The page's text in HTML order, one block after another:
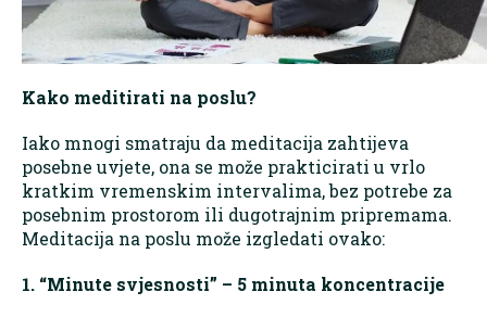
Kako meditirati na poslu?
Iako mnogi smatraju da meditacija zahtijeva
posebne uvjete, ona se može prakticirati u vrlo
kratkim vremenskim intervalima, bez potrebe za
posebnim prostorom ili dugotrajnim pripremama.
Meditacija na poslu može izgledati ovako:
1. “Minute svjesnosti” – 5 minuta koncentracije